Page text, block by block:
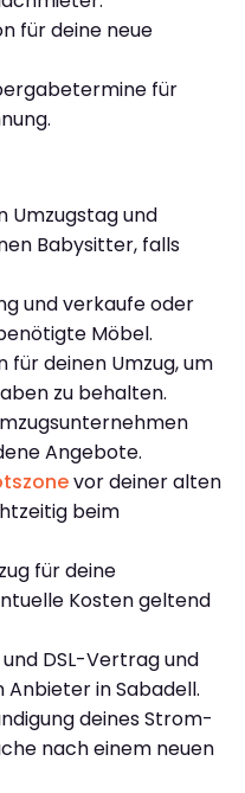
für deine neue
für
Umzugstag und
Babysitter, falls
und verkaufe oder
Möbel.
für deinen Umzug, um
zu behalten.
Angebote.
vor deiner alten
beim
für deine
Kosten geltend
DSL-Vertrag und
in Sabadell.
deines Strom-
nach einem neuen